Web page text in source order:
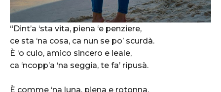
“Dint’a ‘sta vita, piena ‘e penziere,
ce sta ‘na cosa, ca nun se po’ scurdà.
È ‘o culo, amico sincero e leale,
ca ‘ncopp’a ‘na seggia, te fa’ ripusà.
È comme ‘na luna, piena e rotonna,